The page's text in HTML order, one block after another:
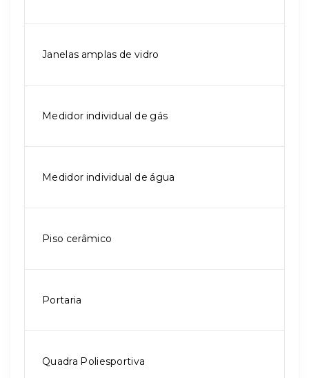
Janelas amplas de vidro
Medidor individual de gás
Medidor individual de água
Piso cerâmico
Portaria
Quadra Poliesportiva